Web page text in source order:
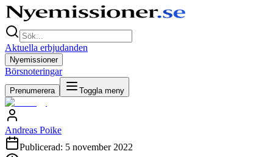
Aktuella erbjudanden
Nyemissioner
Börsnoteringar
Prenumerera Toggla meny
Andreas Poike
Publicerad: 5 november 2022